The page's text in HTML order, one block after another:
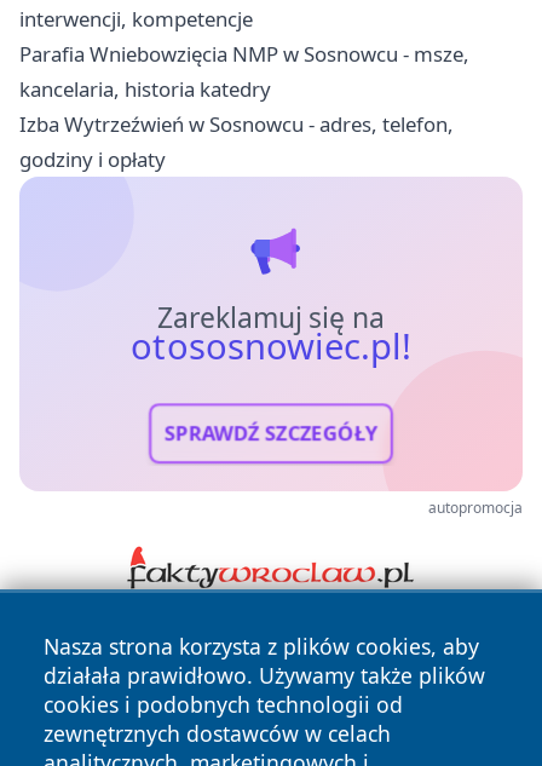
interwencji, kompetencje
Parafia Wniebowzięcia NMP w Sosnowcu - msze,
kancelaria, historia katedry
Izba Wytrzeźwień w Sosnowcu - adres, telefon,
godziny i opłaty
Zareklamuj się na
otososnowiec.pl!
SPRAWDŹ SZCZEGÓŁY
autopromocja
Nasza strona korzysta z plików cookies, aby
działała prawidłowo. Używamy także plików
cookies i podobnych technologii od
zewnętrznych dostawców w celach